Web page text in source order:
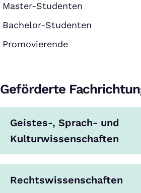
Master-Studenten
Bachelor-Studenten
Promovierende
Geförderte
Geistes-, Sprach- und
Kulturwissenschaften
Rechtswissenschaften